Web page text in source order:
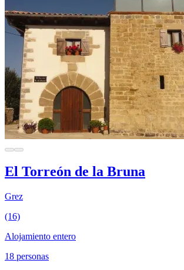
El Torreón de la Bruna
Grez
(16)
Alojamiento entero
18 personas